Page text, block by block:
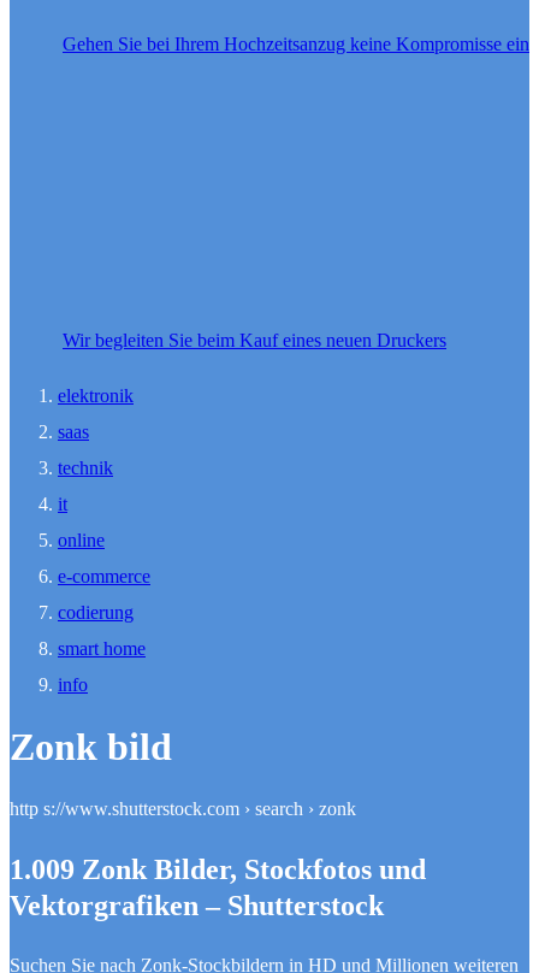
Gehen Sie bei Ihrem Hochzeitsanzug keine Kompromisse ein
Wir begleiten Sie beim Kauf eines neuen Druckers
elektronik
saas
technik
it
online
e-commerce
codierung
smart home
info
Zonk bild
http s://www.shutterstock.com › search › zonk
1.009 Zonk Bilder, Stockfotos und
Vektorgrafiken – Shutterstock
Suchen Sie nach Zonk-Stockbildern in HD und Millionen weiteren